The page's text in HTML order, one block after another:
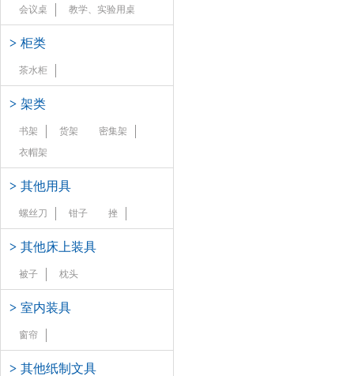
会议桌 教学、实验用桌
> 柜类
茶水柜
> 架类
书架 货架
密集架
衣帽架
> 其他用具
螺丝刀 钳子 挫
> 其他床上装具
被子 枕头
> 室内装具
窗帘
> 其他纸制文具